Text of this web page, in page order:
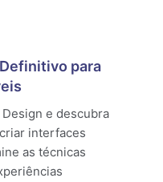
para
e descubra
interfaces
as técnicas